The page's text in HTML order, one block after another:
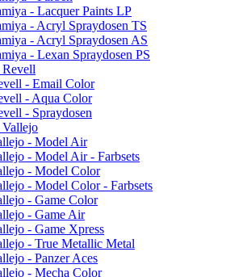
- Lacquer Paints LP
- Acryl Spraydosen TS
- Acryl Spraydosen AS
- Lexan Spraydosen PS
Revell
- Email Color
- Aqua Color
- Spraydosen
Vallejo
- Model Air
- Model Air - Farbsets
- Model Color
- Model Color - Farbsets
- Game Color
- Game Air
- Game Xpress
- True Metallic Metal
- Panzer Aces
- Mecha Color